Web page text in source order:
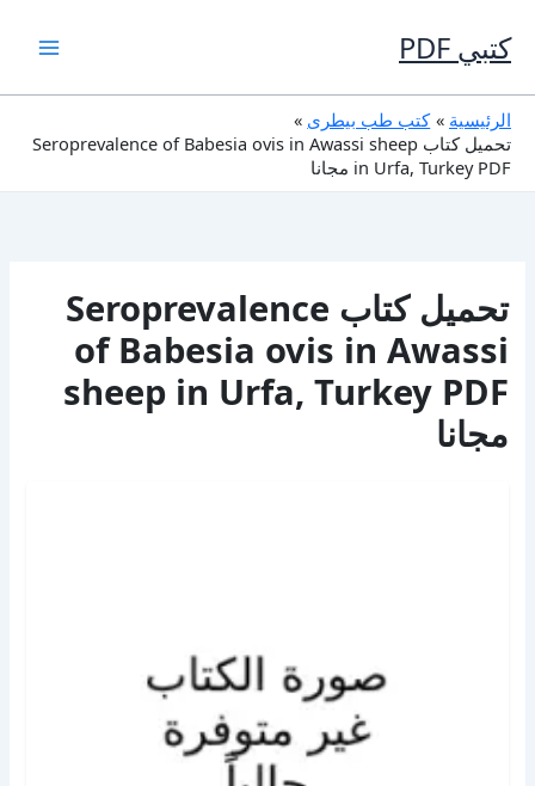
إلى
المحتوى
كتبي PDF
الرئيسية
كتب طب بيطرى
تحميل كتاب Seroprevalence of Babesia ovis in Awassi sheep
in Urfa, Turkey PDF مجانا
تحميل كتاب Seroprevalence
of Babesia ovis in Awassi
sheep in Urfa, Turkey PDF
مجانا